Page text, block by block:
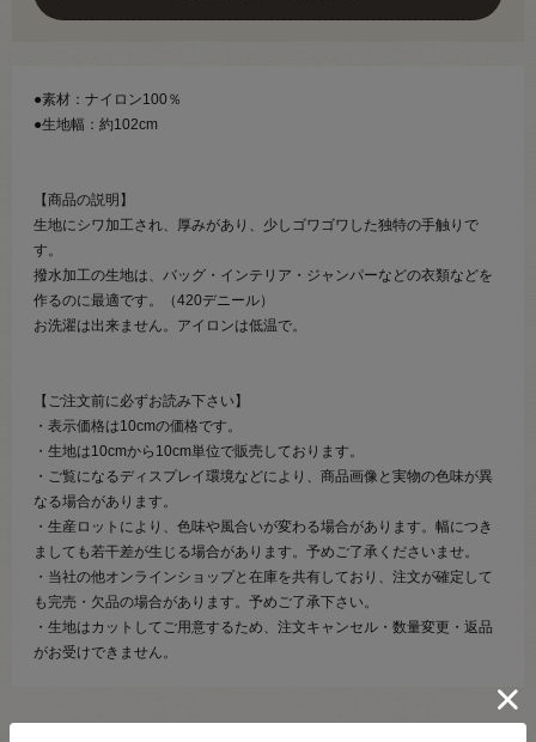
●素材：ナイロン100％
●生地幅：約102cm
【商品の説明】
生地にシワ加工され、厚みがあり、少しゴワゴワした独特の手触りで
す。
撥水加工の生地は、バッグ・インテリア・ジャンパーなどの衣類などを
作るのに最適です。（420デニール）
お洗濯は出来ません。アイロンは低温で。
【ご注文前に必ずお読み下さい】
・表示価格は10cmの価格です。
・生地は10cmから10cm単位で販売しております。
・ご覧になるディスプレイ環境などにより、商品画像と実物の色味が異
なる場合があります。
・生産ロットにより、色味や風合いが変わる場合があります。幅につき
ましても若干差が生じる場合があります。予めご了承くださいませ。
・当社の他オンラインショップと在庫を共有しており、注文が確定して
も完売・欠品の場合があります。予めご了承下さい。
・生地はカットしてご用意するため、注文キャンセル・数量変更・返品
がお受けできません。